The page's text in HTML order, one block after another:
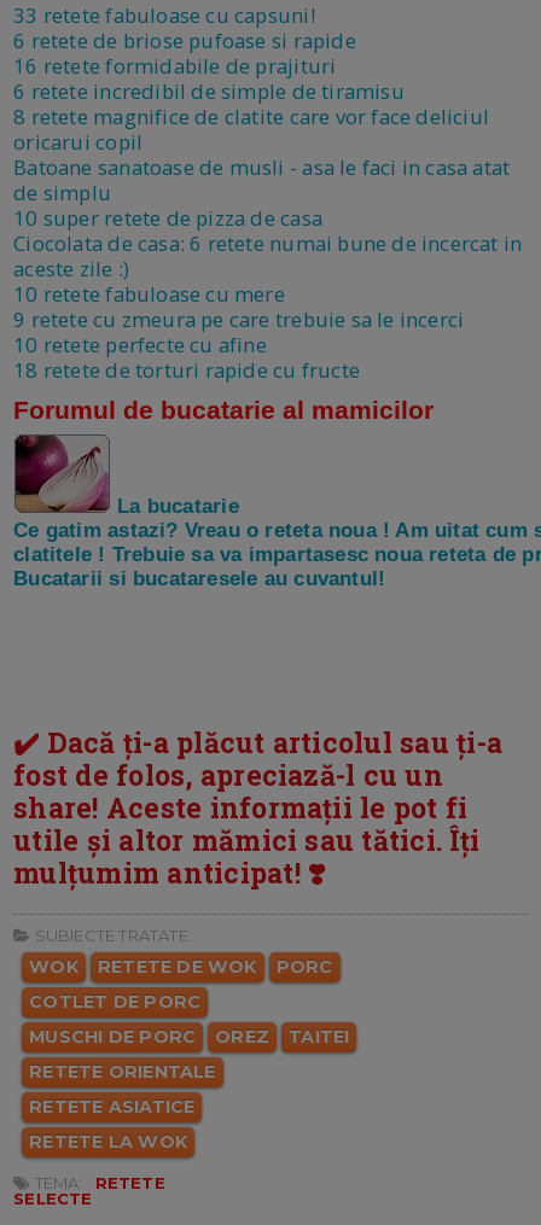
33 retete fabuloase cu capsuni!
6 retete de briose pufoase si rapide
16 retete formidabile de prajituri
6 retete incredibil de simple de tiramisu
8 retete magnifice de clatite care vor face deliciul
oricarui copil
Batoane sanatoase de musli - asa le faci in casa atat
de simplu
10 super retete de pizza de casa
Ciocolata de casa: 6 retete numai bune de incercat in
aceste zile :)
10 retete fabuloase cu mere
9 retete cu zmeura pe care trebuie sa le incerci
10 retete perfecte cu afine
18 retete de torturi rapide cu fructe
Forumul de bucatarie al mamicilor
La bucatarie
Ce gatim astazi? Vreau o reteta noua ! Am uitat cum
clatitele ! Trebuie sa va impartasesc noua reteta de
Bucatarii si bucataresele au cuvantul!
✔️ Dacă ți-a plăcut articolul sau ți-a
fost de folos, apreciază-l cu un
share! Aceste informații le pot fi
utile și altor mămici sau tătici. Îți
mulțumim anticipat! ❣️
SUBIECTE TRATATE:
WOK RETETE DE WOK
PORC
COTLET DE PORC
MUSCHI DE PORC
OREZ
TAITEI
RETETE ORIENTALE
RETETE ASIATICE
RETETE LA WOK
TEMA:
RETETE
SELECTE